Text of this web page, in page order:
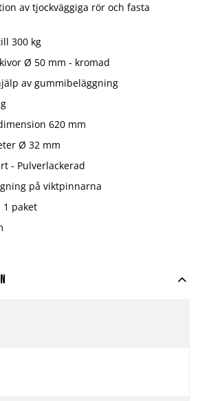
av tjockväggiga rör och fasta
300 kg
Ø 50 mm - kromad
av gummibeläggning
620 mm
Ø 32 mm
- Pulverlackerad
på viktpinnarna
1 paket